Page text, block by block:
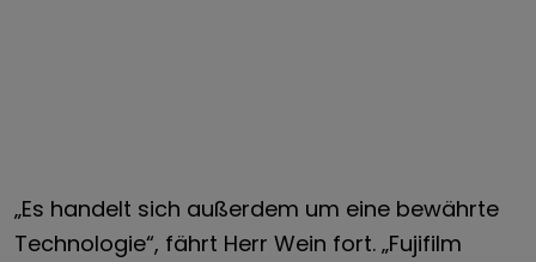
„Es handelt sich außerdem um eine bewährte
Technologie“, fährt Herr Wein fort. „Fujifilm